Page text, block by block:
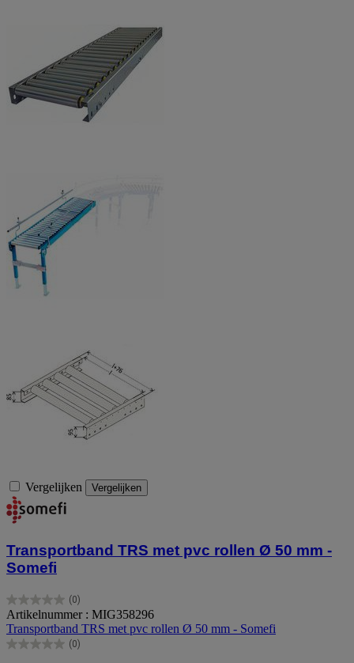
Vergelijken Vergelijken
Transportband TRS met pvc rollen Ø 50 mm -
Somefi
(0)
0.0
van
de
5
Artikelnummer : MIG358296
Transportband TRS met pvc rollen Ø 50 mm - Somefi
(0)
0.0